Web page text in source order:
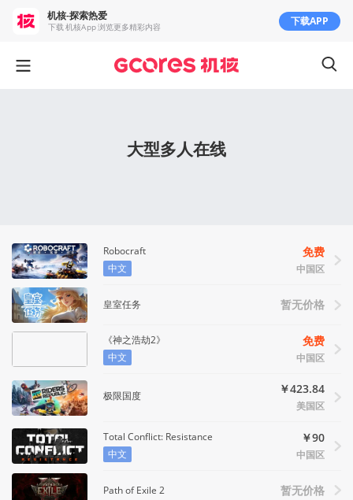
大型多人在线
Robocraft
中文
免费
中国区
皇室任务 暂无价格
《神之浩劫2》
中文
免费
中国区
极限国度 ￥423.84
美国区
Total Conflict: Resistance
中文
￥90
中国区
Path of Exile 2 暂无价格
机核-探索热爱
下载 机核App 浏览更多精彩内容 下载APP